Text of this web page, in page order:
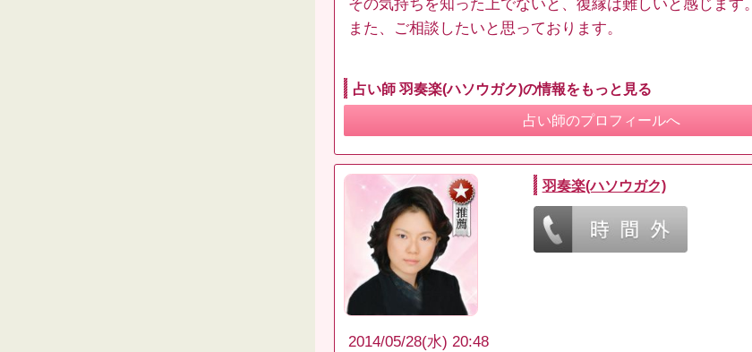
その気持ちを知った上でないと、復縁は難しいと感じます。
また、ご相談したいと思っております。
占い師 羽奏楽(ハソウガク)の情報をもっと見る
占い師のプロフィールへ
羽奏楽(ハソウガク)
2014/05/28(水) 20:48